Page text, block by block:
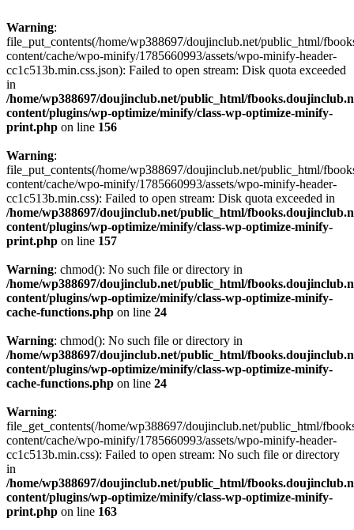
Warning:
file_put_contents(/home/wp388697/doujinclub.net/public_html/
content/cache/wpo-minify/1785660993/assets/wpo-minify-header-
cc1c513b.min.css.json): Failed to open stream: Disk quota exceeded
in
/home/wp388697/doujinclub.net/public_html/
content/plugins/wp-optimize/minify/class-wp-optimize-minify-
print.php on line 156
Warning:
file_put_contents(/home/wp388697/doujinclub.net/public_html/
content/cache/wpo-minify/1785660993/assets/wpo-minify-header-
cc1c513b.min.css): Failed to open stream: Disk quota exceeded in
/home/wp388697/doujinclub.net/public_html/
content/plugins/wp-optimize/minify/class-wp-optimize-minify-
print.php on line 157
Warning: chmod(): No such file or directory in
/home/wp388697/doujinclub.net/public_html/
content/plugins/wp-optimize/minify/class-wp-optimize-minify-
cache-functions.php on line 24
Warning: chmod(): No such file or directory in
/home/wp388697/doujinclub.net/public_html/
content/plugins/wp-optimize/minify/class-wp-optimize-minify-
cache-functions.php on line 24
Warning:
file_get_contents(/home/wp388697/doujinclub.net/public_html/
content/cache/wpo-minify/1785660993/assets/wpo-minify-header-
cc1c513b.min.css): Failed to open stream: No such file or directory
in
/home/wp388697/doujinclub.net/public_html/
content/plugins/wp-optimize/minify/class-wp-optimize-minify-
print.php on line 163